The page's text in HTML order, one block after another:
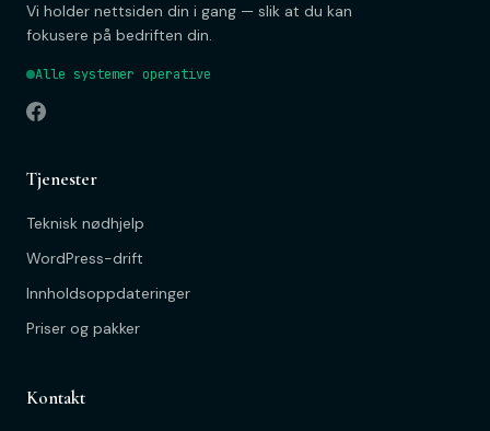
Vi holder nettsiden din i gang — slik at du kan
fokusere på bedriften din.
Alle systemer operative
Tjenester
Teknisk nødhjelp
WordPress-drift
Innholdsoppdateringer
Priser og pakker
Kontakt